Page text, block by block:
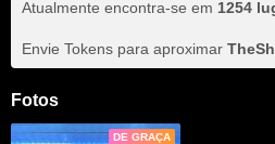
Atualmente encontra-se em 1254
Envie Tokens para aproximar
Fotos
DE GRAÇA